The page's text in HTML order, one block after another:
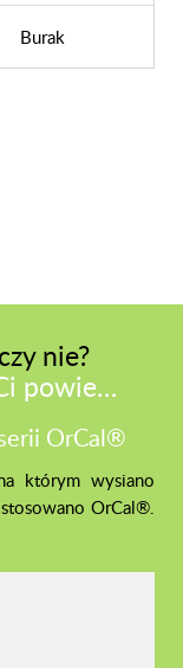
Burak
nie?
powie…
OrCal®
którym wysiano
OrCal®.